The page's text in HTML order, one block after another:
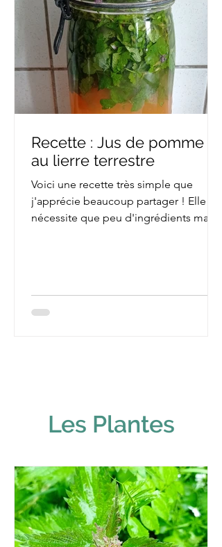
Recette : Jus de pomme
au lierre terrestre
Voici une recette très simple que
j'apprécie beaucoup partager ! Elle ne
nécessite que peu d'ingrédients mais
Les Plantes